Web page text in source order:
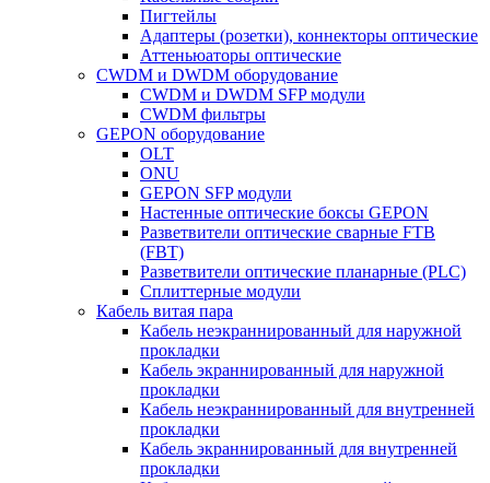
Пигтейлы
Адаптеры (розетки), коннекторы оптические
Аттеньюаторы оптические
CWDM и DWDM оборудование
CWDM и DWDM SFP модули
CWDM фильтры
GEPON оборудование
OLT
ONU
GEPON SFP модули
Настенные оптические боксы GEPON
Разветвители оптические сварные FTB
(FBT)
Разветвители оптические планарные (PLC)
Сплиттерные модули
Кабель витая пара
Кабель неэкраннированный для наружной
прокладки
Кабель экраннированный для наружной
прокладки
Кабель неэкраннированный для внутренней
прокладки
Кабель экраннированный для внутренней
прокладки